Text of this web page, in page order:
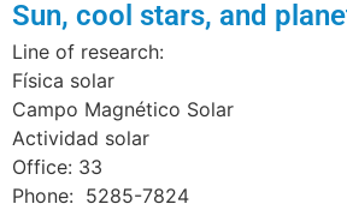
Sun, cool stars, and
Line of research:
Física solar
Campo Magnético Solar
Actividad solar
Office: 33
Phone: 5285-7824